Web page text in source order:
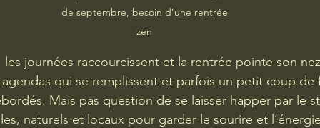
de septembre, besoin d’une rentrée
zen
les journées raccourcissent et la rentrée pointe son
qui se remplissent et parfois un petit coup
Mais pas question de se laisser happer par le
naturels et locaux pour garder le sourire et